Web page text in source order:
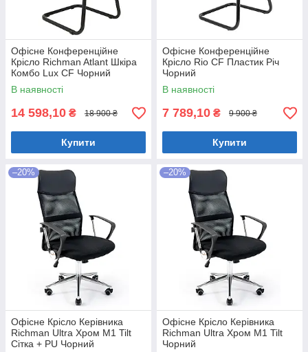
Офісне Конференційне
Крісло Richman Atlant Шкіра
Комбо Lux CF Чорний
В наявності
14 598,10 ₴ 18 900 ₴
Купити
Офісне Конференційне
Крісло Rio CF Пластик Річ
Чорний
В наявності
7 789,10 ₴ 9 900 ₴
Купити
–20%
Офісне Крісло Керівника
Richman Ultra Хром М1 Tilt
Сітка + PU Чорний
–20%
Офісне Крісло Керівника
Richman Ultra Хром М1 Tilt
Чорний